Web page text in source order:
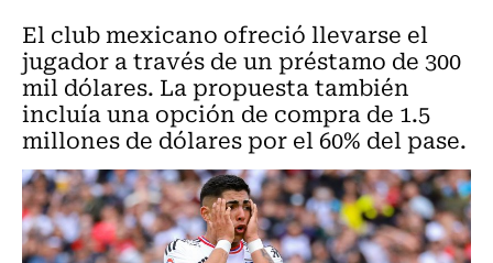
El club mexicano ofreció llevarse el
jugador a través de un préstamo de 300
mil dólares. La propuesta también
incluía una opción de compra de 1.5
millones de dólares por el 60% del pase.